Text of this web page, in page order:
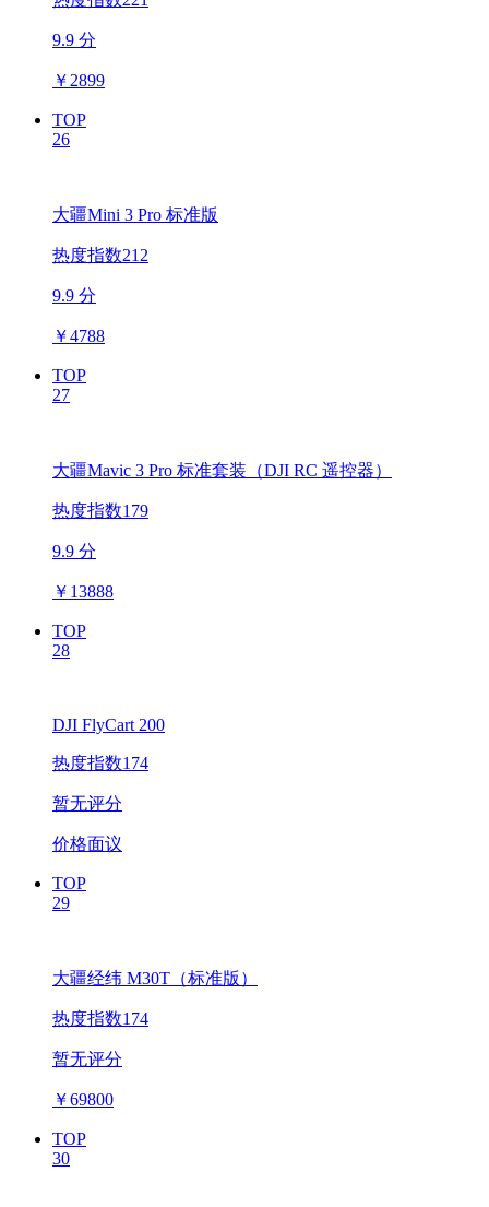
9.9 分
￥ 2899
TOP
26
大疆Mini 3 Pro 标准版
热度指数212
9.9 分
￥4788
TOP
27
大疆Mavic 3 Pro 标准套装（DJI RC 遥控器）
热度指数179
9.9 分
￥ 13888
TOP
28
DJI FlyCart 200
热度指数174
暂无评分
价格面议
TOP
29
大疆经纬 M30T（标准版）
热度指数174
暂无评分
￥69800
TOP
30